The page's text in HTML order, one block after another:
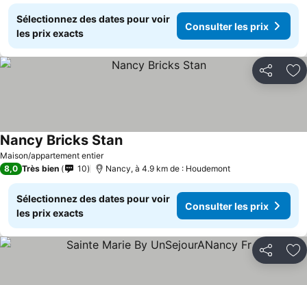
Sélectionnez des dates pour voir
les prix exacts
Consulter les prix
Partager
Maison/appartement entier
Nancy Bricks Stan
8,0 Très bien 10 Nancy, à 4.9 km de : Houdemont
Sélectionnez des dates pour voir
les prix exacts
Consulter les prix
Partager